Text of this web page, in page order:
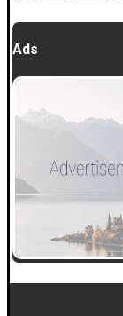
Ads